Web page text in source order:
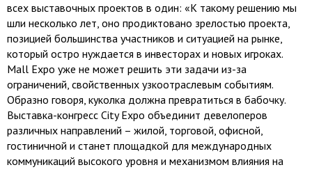
всех выставочных проектов в один: «К такому решению мы
шли несколько лет, оно продиктовано зрелостью проекта,
позицией большинства участников и ситуацией на рынке,
который остро нуждается в инвесторах и новых игроках.
Mall Expo уже не может решить эти задачи из-за
ограничений, свойственных узкоотраслевым событиям.
Образно говоря, куколка должна превратиться в бабочку.
Выставка-конгресс City Expo объединит девелоперов
различных направлений – жилой, торговой, офисной,
гостиничной и станет площадкой для международных
коммуникаций высокого уровня и механизмом влияния на